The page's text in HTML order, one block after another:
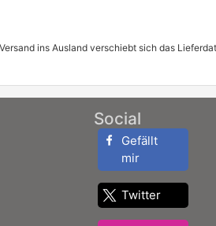
ins Ausland verschiebt sich das
Social
Gefällt
mir
Twitter